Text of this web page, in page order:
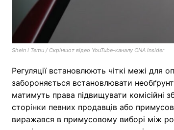
Shein і Temu / Скріншот відео YouTube-каналу CNA Insider
Регуляції встановлюють чіткі межі для
забороняється встановлювати
матимуть права підвищувати комісійні
сторінки певних продавців або
виражався в примусовому виборі між